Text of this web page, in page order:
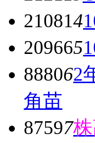
210814
209665
888062
角苗
87597